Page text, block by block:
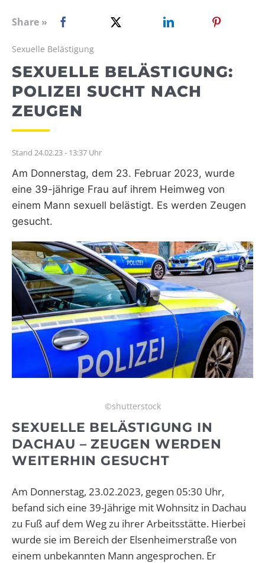
WEBRADIO
Share »
Sexuelle Belästigung
SEXUELLE BELÄSTIGUNG:
POLIZEI SUCHT NACH
ZEUGEN
Stand 24.02.23 - 13:37 Uhr
Am Donnerstag, dem 23. Februar 2023, wurde
eine 39-jährige Frau auf ihrem Heimweg von
einem Mann sexuell belästigt. Es werden Zeugen
gesucht.
©shutterstock
SEXUELLE BELÄSTIGUNG IN
DACHAU – ZEUGEN WERDEN
WEITERHIN GESUCHT
Am Donnerstag, 23.02.2023, gegen 05:30 Uhr,
befand sich eine 39-Jährige mit Wohnsitz in Dachau
zu Fuß auf dem Weg zu ihrer Arbeitsstätte. Hierbei
wurde sie im Bereich der Elsenheimerstraße von
einem unbekannten Mann angesprochen. Er